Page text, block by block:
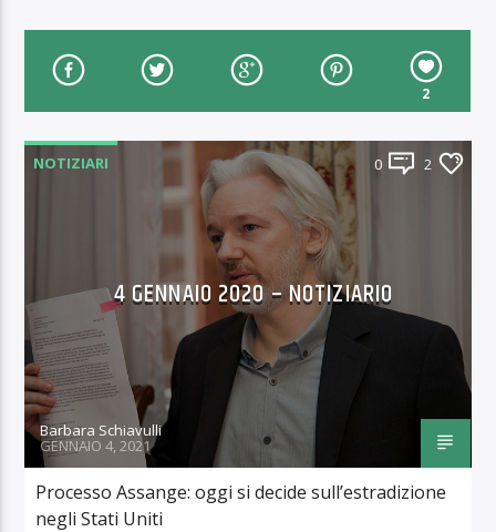
2
NOTIZIARI 0 2
4 GENNAIO 2020 – NOTIZIARIO
Barbara Schiavulli
GENNAIO 4, 2021
Processo Assange: oggi si decide sull’estradizione
negli Stati Uniti